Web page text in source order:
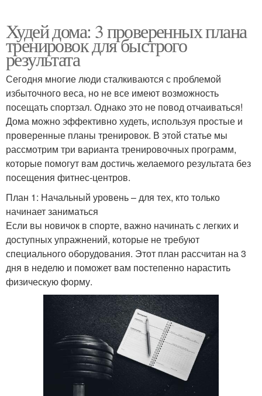
Худей дома: 3 проверенных плана
тренировок для быстрого
результата
Сегодня многие люди сталкиваются с проблемой
избыточного веса, но не все имеют возможность
посещать спортзал. Однако это не повод отчаиваться!
Дома можно эффективно худеть, используя простые и
проверенные планы тренировок. В этой статье мы
рассмотрим три варианта тренировочных программ,
которые помогут вам достичь желаемого результата без
посещения фитнес-центров.
План 1: Начальный уровень – для тех, кто только
начинает заниматься
Если вы новичок в спорте, важно начинать с легких и
доступных упражнений, которые не требуют
специального оборудования. Этот план рассчитан на 3
дня в неделю и поможет вам постепенно нарастить
физическую форму.